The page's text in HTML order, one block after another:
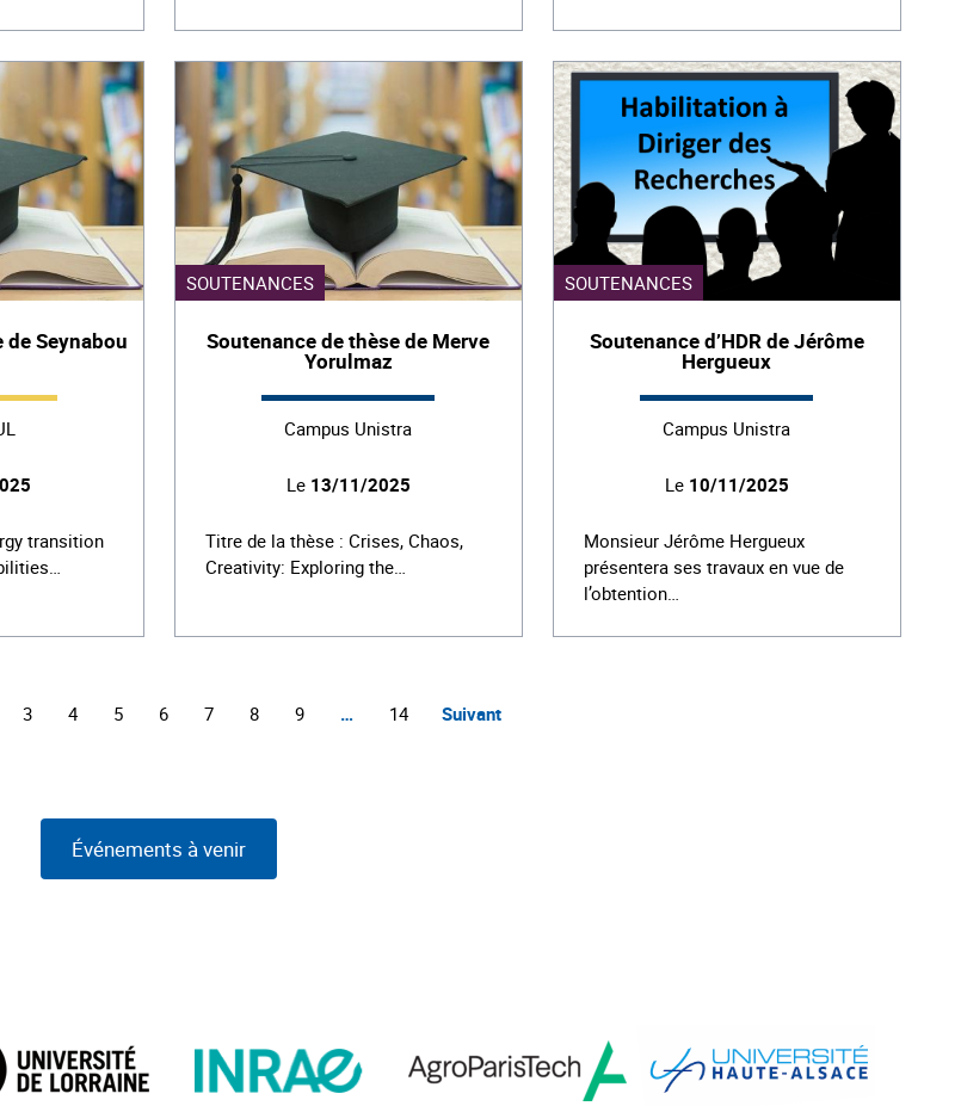
de Seynabou
transition
SOUTENANCES
Soutenance de thèse de Merve
Yorulmaz
Campus Unistra
Le 13/11/2025
Titre de la thèse : Crises, Chaos,
Creativity: Exploring the…
SOUTENANCES
Soutenance d’HDR de Jérôme
Hergueux
Campus Unistra
Le 10/11/2025
Monsieur Jérôme Hergueux
présentera ses travaux en vue de
l’obtention…
3 4 5 6 7 8 9 … 14 Suivant
Événements à venir